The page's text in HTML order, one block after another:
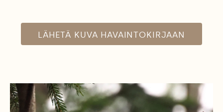
LÄHETÄ KUVA HAVAINTOKIRJAAN